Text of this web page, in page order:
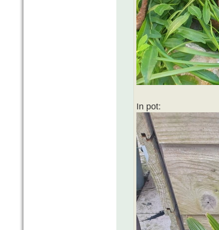
In pot: